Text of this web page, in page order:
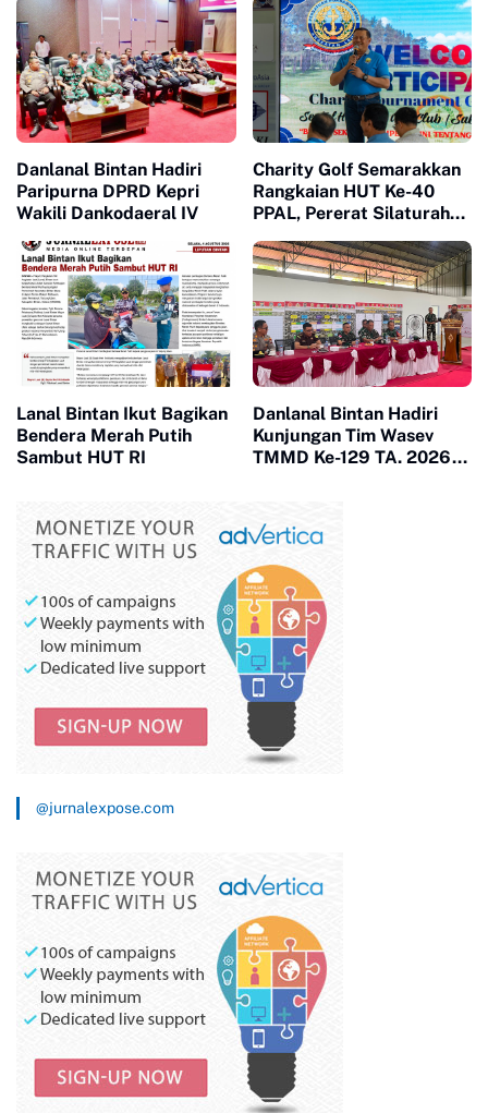
KNP
Danlanal Bintan Hadiri
Paripurna DPRD Kepri
Wakili Dankodaeral IV
Charity Golf Semarakkan
Rangkaian HUT Ke-40
PPAL, Pererat Silaturahmi
Lanal Bintan Ikut Bagikan
Bendera Merah Putih
Sambut HUT RI
Danlanal Bintan Hadiri
Kunjungan Tim Wasev
TMMD Ke-129 TA. 2026
@jurnalexpose.com